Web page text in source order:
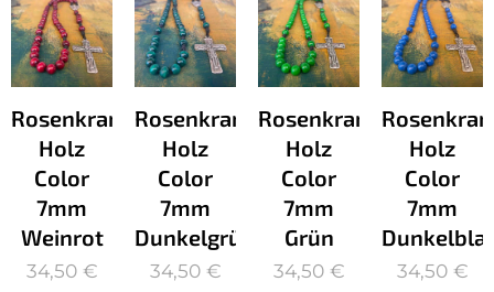
Rosenkranz
Holz
Color
7mm
Weinrot
34,50€
Rosenkranz
Holz
Color
7mm
Dunkelgrün
34,50€
Rosenkranz
Holz
Color
7mm
Grün
34,50€
Holz
Color
7mm
34,50€